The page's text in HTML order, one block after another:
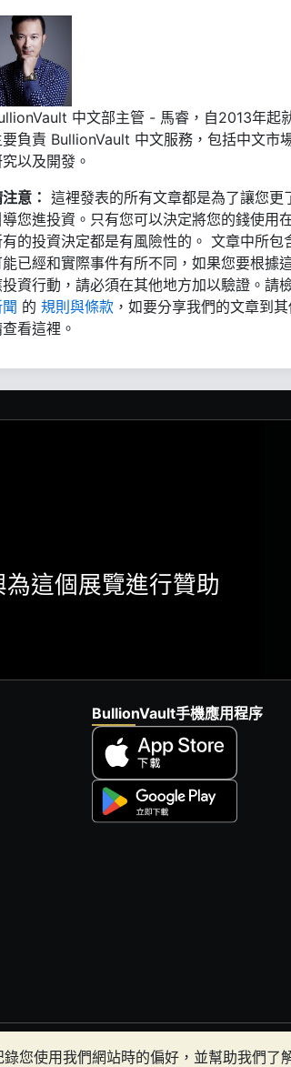
您使用我們網站時的偏好，並幫助我們了
中文部主管 - 馬睿，自2013年起
要負責 BullionVault 中文服務，包括中文市
以及開發。
意： 這裡發表的所有文章都是為了讓您更
導您進投資。只有您可以決定將您的錢使用
有的投資決定都是有風險性的。 文章中所包
已經和實際事件有所不同，如果您要根據
投資行動，請必須在其他地方加以驗證。請
的 規則與條款 ，如要分享我們的文章到其
看這裡。
這個展覽進行贊助
BullionVault手機應用程序